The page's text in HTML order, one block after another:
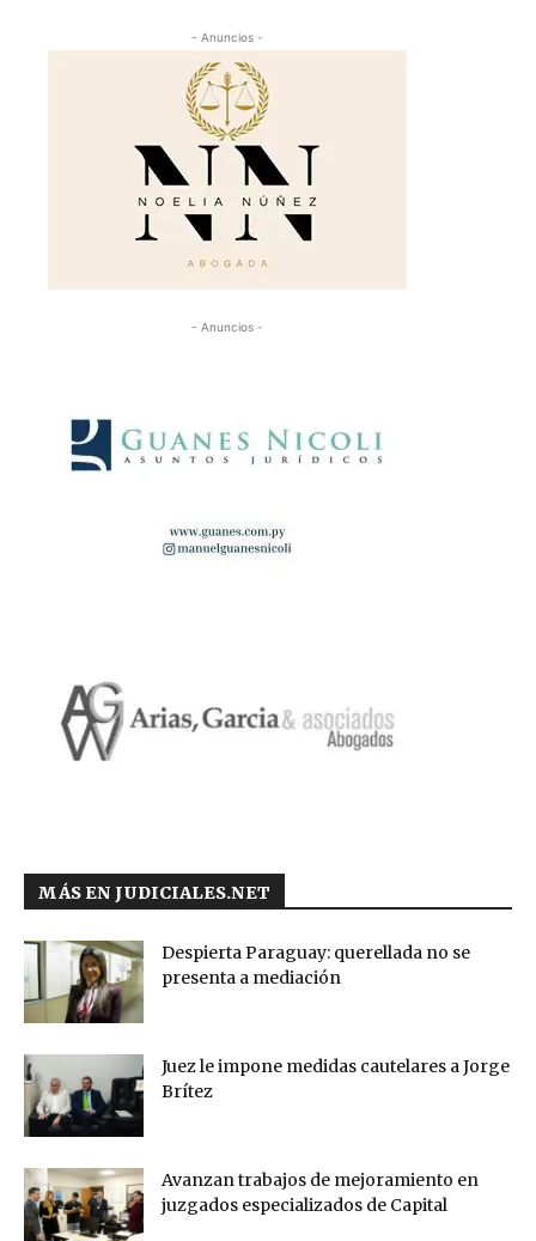
- Anuncios -
- Anuncios -
MÁS EN JUDICIALES.NET
Despierta Paraguay: querellada no se
presenta a mediación
Juez le impone medidas cautelares a Jorge
Brítez
Avanzan trabajos de mejoramiento en
juzgados especializados de Capital